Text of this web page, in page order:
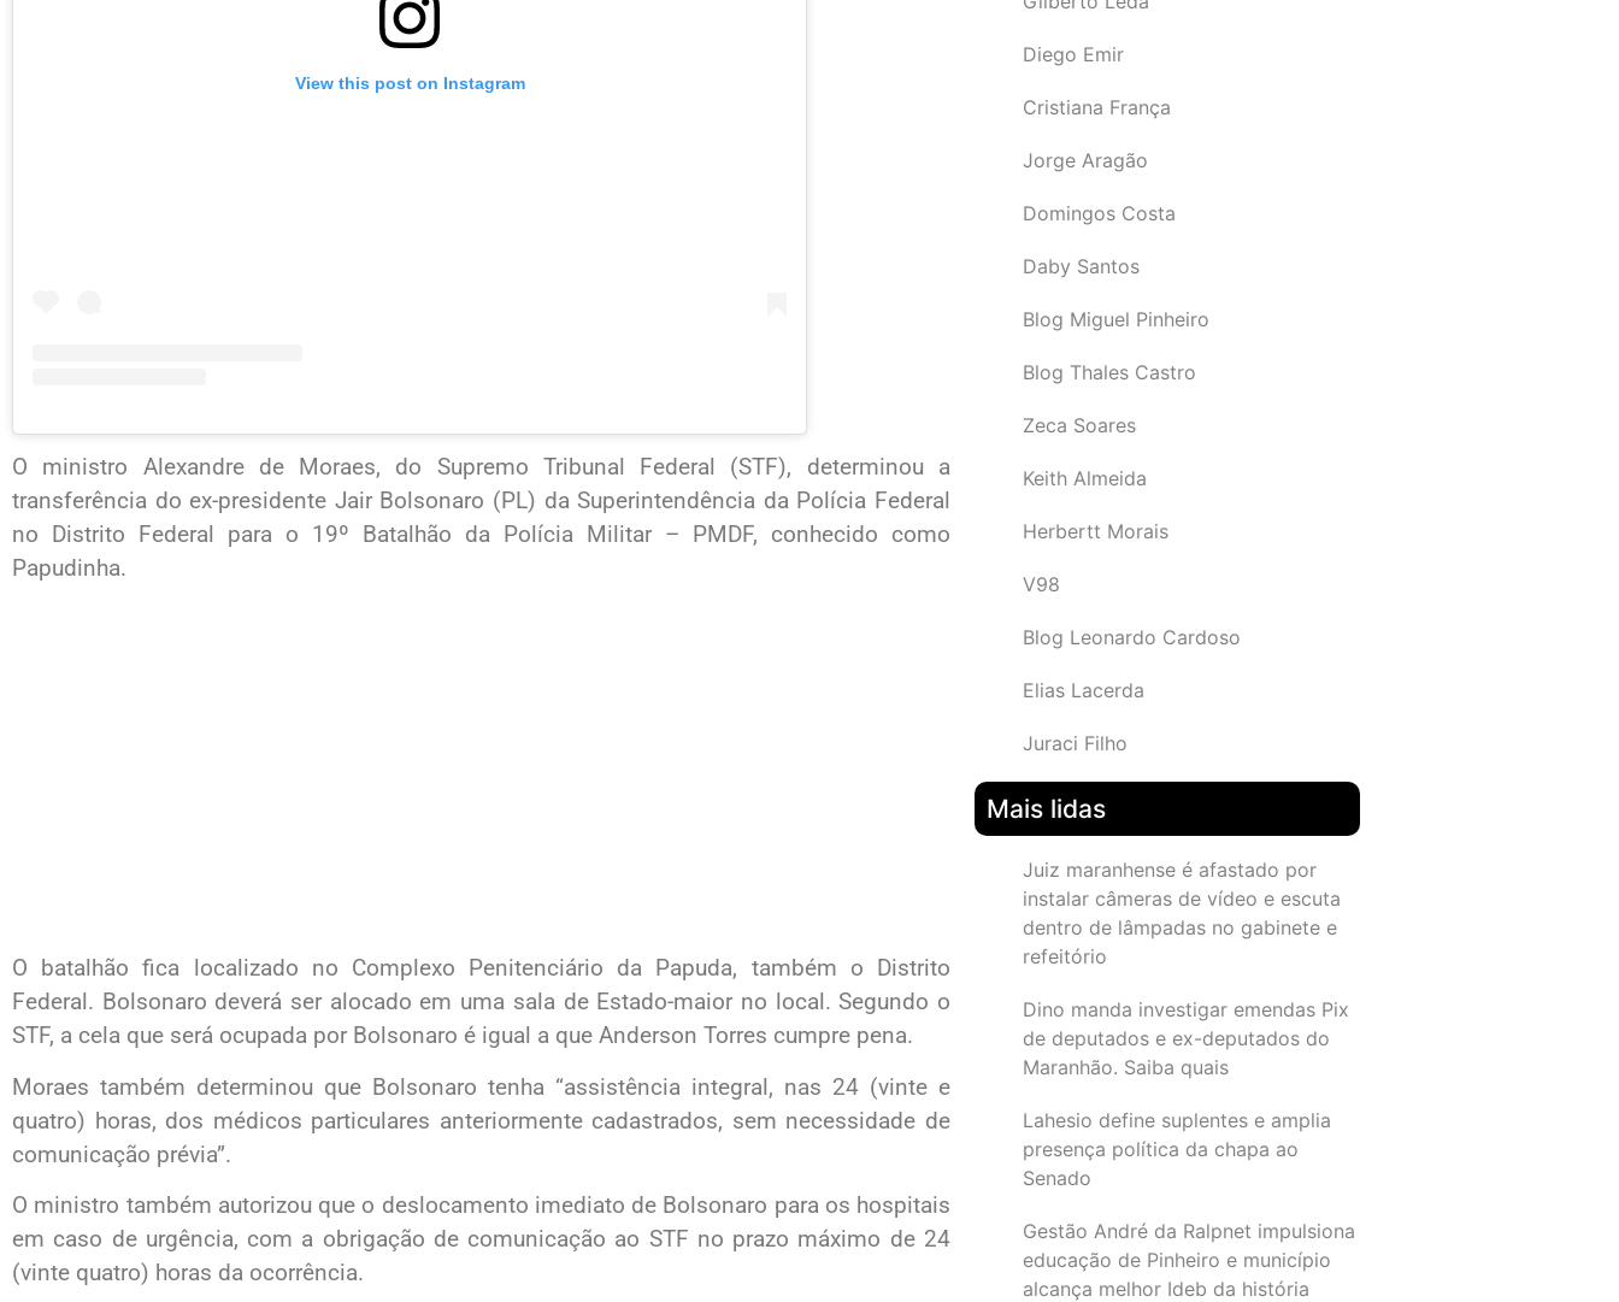
View this post on Instagram
O ministro Alexandre de Moraes, do Supremo Tribunal Federal (STF), determinou a
transferência do ex-presidente Jair Bolsonaro (PL) da Superintendência da Polícia Federal
no Distrito Federal para o 19º Batalhão da Polícia Militar – PMDF, conhecido como
Papudinha.
O batalhão fica localizado no Complexo Penitenciário da Papuda, também o Distrito
Federal. Bolsonaro deverá ser alocado em uma sala de Estado-maior no local. Segundo o
STF, a cela que será ocupada por Bolsonaro é igual a que Anderson Torres cumpre pena.
Moraes também determinou que Bolsonaro tenha “assistência integral, nas 24 (vinte e
quatro) horas, dos médicos particulares anteriormente cadastrados, sem necessidade de
comunicação prévia”.
O ministro também autorizou que o deslocamento imediato de Bolsonaro para os hospitais
em caso de urgência, com a obrigação de comunicação ao STF no prazo máximo de 24
(vinte quatro) horas da ocorrência.
Diego Emir
Cristiana França
Jorge Aragão
Domingos Costa
Daby Santos
Blog Miguel Pinheiro
Blog Thales Castro
Zeca Soares
Keith Almeida
Herbertt Morais
V98
Blog Leonardo Cardoso
Elias Lacerda
Juraci Filho
Mais lidas
Juiz maranhense é afastado por
instalar câmeras de vídeo e escuta
dentro de lâmpadas no gabinete e
refeitório
Dino manda investigar emendas Pix
de deputados e ex-deputados do
Maranhão. Saiba quais
Lahesio define suplentes e amplia
presença política da chapa ao
Senado
Gestão André da Ralpnet impulsiona
educação de Pinheiro e município
alcança melhor Ideb da história